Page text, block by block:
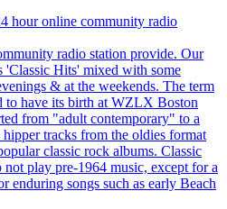
hour online community radio
radio station provide. Our
Hits' mixed with some
& at the weekends. The term
to have its birth at WZLX Boston
from "adult contemporary" to a
tracks from the oldies format
classic rock albums. Classic
play pre-1964 music, except for a
enduring songs such as early Beach